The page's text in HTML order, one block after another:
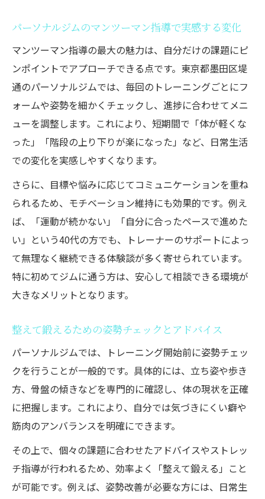
パーソナルジムのマンツーマン指導で実感する変化
マンツーマン指導の最大の魅力は、自分だけの課題にピ
ンポイントでアプローチできる点です。東京都墨田区堤
通のパーソナルジムでは、毎回のトレーニングごとにフ
ォームや姿勢を細かくチェックし、進捗に合わせてメニ
ューを調整します。これにより、短期間で「体が軽くな
った」「階段の上り下りが楽になった」など、日常生活
での変化を実感しやすくなります。
さらに、目標や悩みに応じてコミュニケーションを重ね
られるため、モチベーション維持にも効果的です。例え
ば、「運動が続かない」「自分に合ったペースで進めた
い」という40代の方でも、トレーナーのサポートによっ
て無理なく継続できる体験談が多く寄せられています。
特に初めてジムに通う方は、安心して相談できる環境が
大きなメリットとなります。
整えて鍛えるための姿勢チェックとアドバイス
パーソナルジムでは、トレーニング開始前に姿勢チェッ
クを行うことが一般的です。具体的には、立ち姿や歩き
方、骨盤の傾きなどを専門的に確認し、体の現状を正確
に把握します。これにより、自分では気づきにくい癖や
筋肉のアンバランスを明確にできます。
その上で、個々の課題に合わせたアドバイスやストレッ
チ指導が行われるため、効率よく「整えて鍛える」こと
が可能です。例えば、姿勢改善が必要な方には、日常生